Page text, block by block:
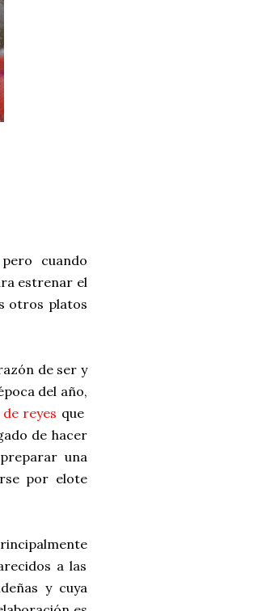
pero cuando
estrenar el
otros platos
de ser y
del año,
reyes que
de hacer
una
por elote
a las
y cuya